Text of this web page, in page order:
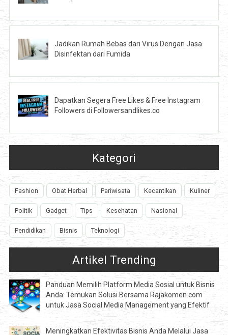
Jadikan Rumah Bebas dari Virus Dengan Jasa
Disinfektan dari Fumida
Dapatkan Segera Free Likes & Free Instagram
Followers di Followersandlikes.co
Kategori
Fashion Obat Herbal Pariwisata Kecantikan Kuliner
Politik Gadget Tips Kesehatan Nasional
Pendidikan Bisnis Teknologi
Artikel Trending
Panduan Memilih Platform Media Sosial untuk Bisnis
Anda: Temukan Solusi Bersama Rajakomen.com
untuk Jasa Social Media Management yang Efektif
Meningkatkan Efektivitas Bisnis Anda Melalui Jasa